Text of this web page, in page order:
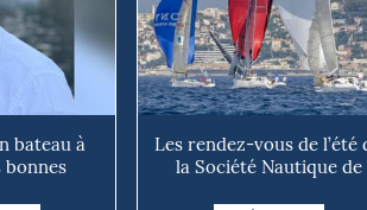
bateau à
bonnes
Les rendez-vous de l’été
la Société Nautique de